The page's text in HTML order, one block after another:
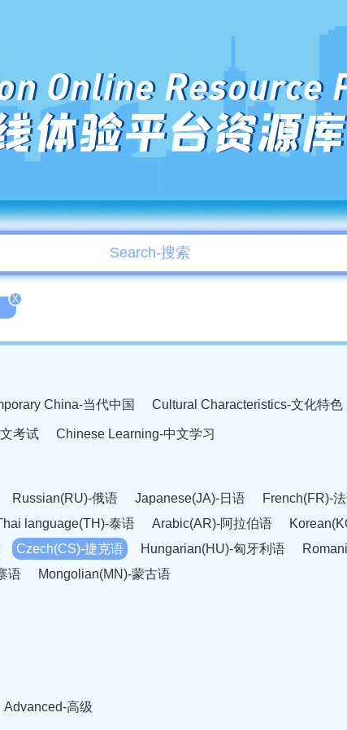
Online Resource
体验平台资源库
X
China-当代中国 Cultural Characteristics-文化特色
考试 Chinese Learning-中文学习
Russian(RU)-俄语 Japanese(JA)-日语
French(FR)-
language(TH)-泰语 Arabic(AR)-阿拉伯语
Czech(CS)-捷克语 Hungarian(HU)-匈牙利语
语 Mongolian(MN)-蒙古语
Advanced-高级